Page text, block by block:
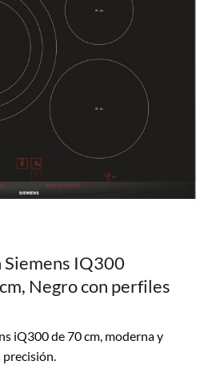
Siemens IQ300
Negro con perfiles
iQ300 de 70 cm, moderna y
precisión.